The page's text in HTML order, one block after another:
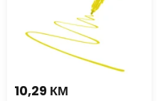
svojih radova na
10,29 КМ